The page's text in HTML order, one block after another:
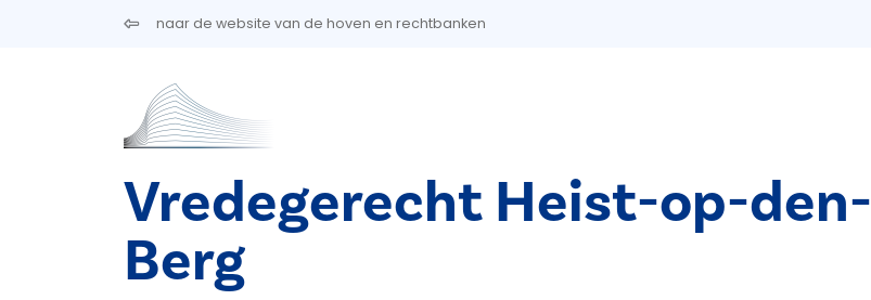
Overslaan en naar de inhoud gaannaar de website van de hoven en rechtbanken
Vredegerecht Heist-op-den-
Berg